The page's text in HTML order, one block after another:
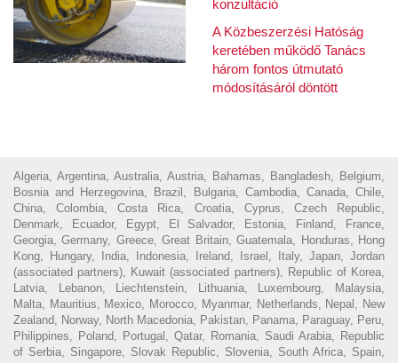
konzultáció
A Közbeszerzési Hatóság
keretében működő Tanács
három fontos útmutató
módosításáról döntött
Algeria, Argentina, Australia, Austria, Bahamas, Bangladesh, Belgium,
Bosnia and Herzegovina, Brazil, Bulgaria, Cambodia, Canada, Chile,
China, Colombia, Costa Rica, Croatia, Cyprus, Czech Republic,
Denmark, Ecuador, Egypt, El Salvador, Estonia, Finland, France,
Georgia, Germany, Greece, Great Britain, Guatemala, Honduras, Hong
Kong, Hungary, India, Indonesia, Ireland, Israel, Italy, Japan, Jordan
(associated partners), Kuwait (associated partners), Republic of Korea,
Latvia, Lebanon, Liechtenstein, Lithuania, Luxembourg, Malaysia,
Malta, Mauritius, Mexico, Morocco, Myanmar, Netherlands, Nepal, New
Zealand, Norway, North Macedonia, Pakistan, Panama, Paraguay, Peru,
Philippines, Poland, Portugal, Qatar, Romania, Saudi Arabia, Republic
of Serbia, Singapore, Slovak Republic, Slovenia, South Africa, Spain,